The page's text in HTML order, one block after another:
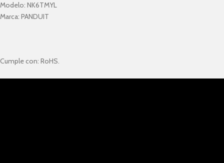
Modelo: NK6TMYL
Marca: PANDUIT
Cumple con: RoHS.